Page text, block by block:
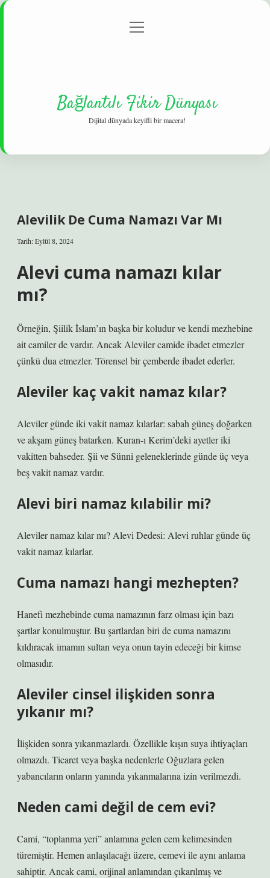
Gizlilik Politikası
menüyü
Bağlantılı Fikir Dünyası
Dijital dünyada keyifli bir macera!
Alevilik De Cuma Namazı Var Mı
Tarih: Eylül 8, 2024
Alevi cuma namazı kılar
mı?
Örneğin, Şiilik İslam’ın başka bir koludur ve kendi mezhebine
ait camiler de vardır. Ancak Aleviler camide ibadet etmezler
çünkü dua etmezler. Törensel bir çemberde ibadet ederler.
Aleviler kaç vakit namaz kılar?
Aleviler günde iki vakit namaz kılarlar: sabah güneş doğarken
ve akşam güneş batarken. Kuran-ı Kerim’deki ayetler iki
vakitten bahseder. Şii ve Sünni geleneklerinde günde üç veya
beş vakit namaz vardır.
Alevi biri namaz kılabilir mi?
Aleviler namaz kılar mı? Alevi Dedesi: Alevi ruhlar günde üç
vakit namaz kılarlar.
Cuma namazı hangi mezhepten?
Hanefi mezhebinde cuma namazının farz olması için bazı
şartlar konulmuştur. Bu şartlardan biri de cuma namazını
kıldıracak imamın sultan veya onun tayin edeceği bir kimse
olmasıdır.
Aleviler cinsel ilişkiden sonra
yıkanır mı?
İlişkiden sonra yıkanmazlardı. Özellikle kışın suya ihtiyaçları
olmazdı. Ticaret veya başka nedenlerle Oğuzlara gelen
yabancıların onların yanında yıkanmalarına izin verilmezdi.
Neden cami değil de cem evi?
Cami, “toplanma yeri” anlamına gelen cem kelimesinden
türemiştir. Hemen anlaşılacağı üzere, cemevi ile aynı anlama
sahiptir. Ancak cami, orijinal anlamından çıkarılmış ve